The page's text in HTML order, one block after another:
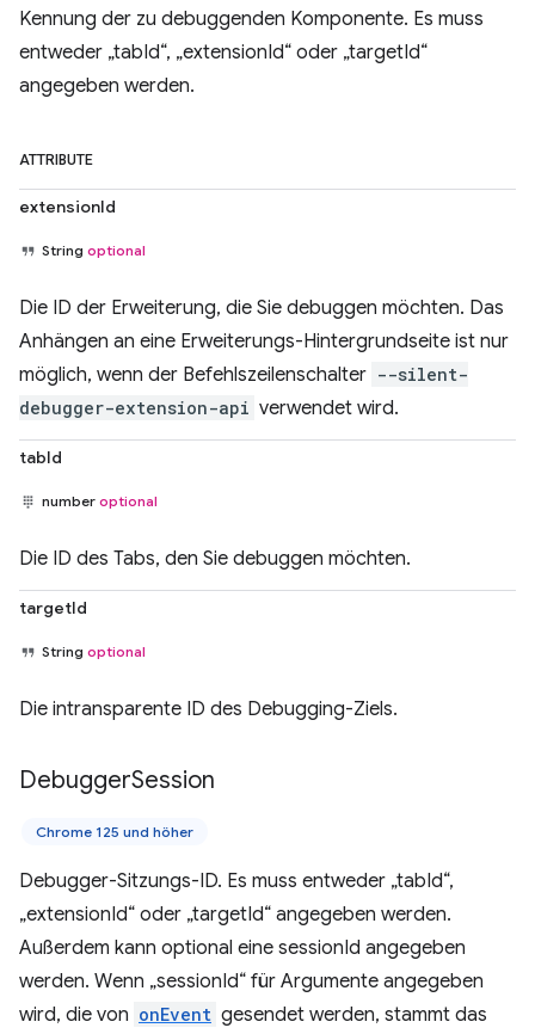
Kennung der zu debuggenden Komponente. Es muss
entweder „tabId“, „extensionId“ oder „targetId“
angegeben werden.
ATTRIBUTE
extensionId
String optional
Die ID der Erweiterung, die Sie debuggen möchten. Das
Anhängen an eine Erweiterungs-Hintergrundseite ist nur
möglich, wenn der Befehlszeilenschalter --silent-
debugger-extension-api verwendet wird.
tabId
number optional
Die ID des Tabs, den Sie debuggen möchten.
targetId
String optional
Die intransparente ID des Debugging-Ziels.
DebuggerSession
Chrome 125 und höher
Debugger-Sitzungs-ID. Es muss entweder „tabId“,
„extensionId“ oder „targetId“ angegeben werden.
Außerdem kann optional eine sessionId angegeben
werden. Wenn „sessionId“ für Argumente angegeben
wird, die von onEvent gesendet werden, stammt das